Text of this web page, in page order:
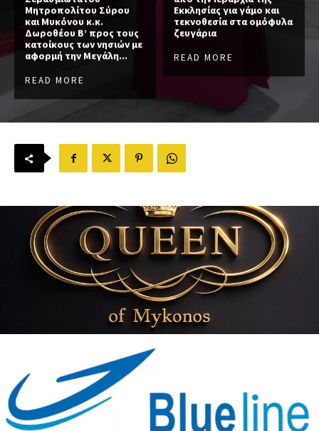
Μητροπολίτου Σύρου
και Μυκόνου κ.κ.
Δωροθέου Β’ προς τους
κατοίκους των νησιών με
αφορμή την Μεγάλη...
READ MORE
Εκκλησίας για γάμο και
τεκνοθεσία στα ομόφυλα
ζευγάρια
READ MORE